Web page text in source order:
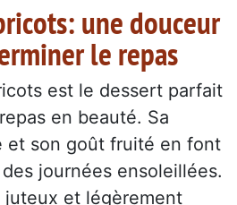
une douceur
le repas
est le dessert parfait
en beauté. Sa
et son goût fruité en font
journées ensoleillées.
juteux et légèrement